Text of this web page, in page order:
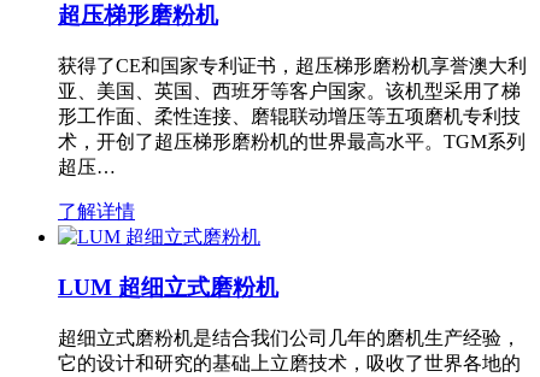
超压梯形磨粉机
获得了CE和国家专利证书，超压梯形磨粉机享誉澳大利
亚、美国、英国、西班牙等客户国家。该机型采用了梯
形工作面、柔性连接、磨辊联动增压等五项磨机专利技
术，开创了超压梯形磨粉机的世界最高水平。TGM系列
超压…
了解详情
LUM 超细立式磨粉机
超细立式磨粉机是结合我们公司几年的磨机生产经验，
它的设计和研究的基础上立磨技术，吸收了世界各地的